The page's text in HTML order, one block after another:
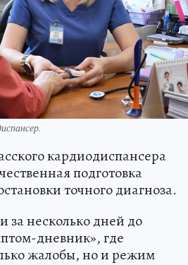
кардиодиспансера
подготовка
точного диагноза.
за несколько дней до
дневник», где
жалобы, но и режим